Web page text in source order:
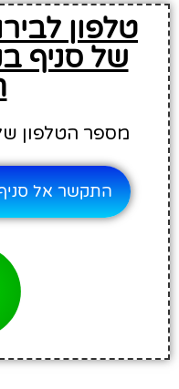
טלפון
של סניף
מספר הטלפון של הסניף:
התקשר אל סניף